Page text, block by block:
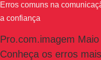
Erros comuns na
a confiança
Pro.com.imagem
Conheça os erros